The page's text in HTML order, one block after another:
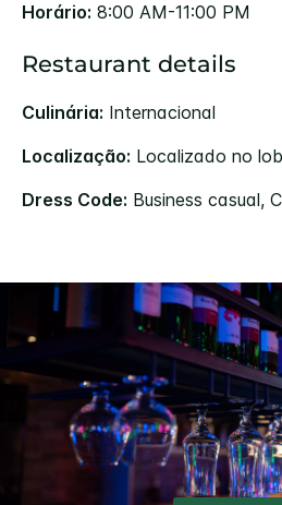
Horário: 8:00 AM-11:00 PM
Restaurant details
Culinária: Internacional
Localização: Localizado no
Dress Code: Business casual,